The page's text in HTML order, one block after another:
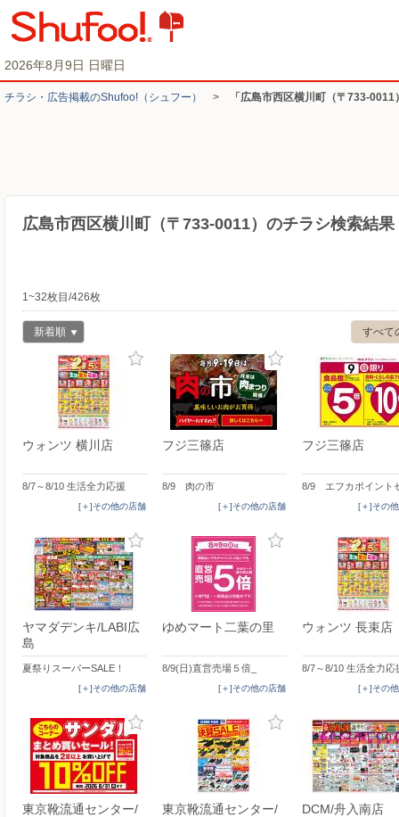
2026年8月9日 日曜日
チラシ・​広告掲載の​Shufoo!​（シュフー） > 「広島市西区横川町（〒733-
広島市西区横川町（〒733-0011）のチラシ検索結果
1~32枚目/426枚
すべて
新着順
ウォンツ 横川店
8/7～8/10 生活全力応援
[＋]その他の店舗
フジ三篠店
8/9 肉の市
[＋]その他の店舗
フジ三篠店
8/9 エフカポイント
[＋]その
ヤマダデンキ/LABI広
島
夏祭りスーパーSALE！
[＋]その他の店舗
ゆめマート二葉の里
8/9(日)直営売場５倍_
[＋]その他の店舗
ウォンツ 長束店
8/7～8/10 生活全力応
[＋]その
東京靴流通センター/
東京靴流通センター/
DCM/舟入南店